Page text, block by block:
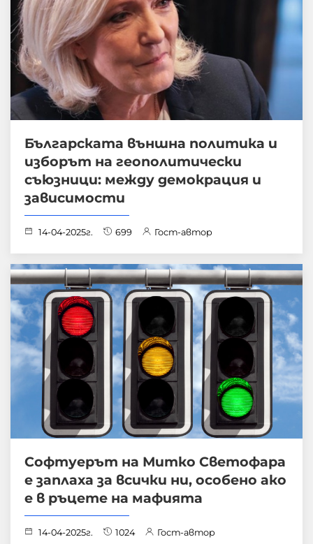
Българската външна политика и
изборът на геополитически
съюзници: между демокрация и
зависимости
14-04-2025г. 699 Гост-автор
Софтуерът на Митко Светофара
е заплаха за всички ни, особено ако
е в ръцете на мафията
14-04-2025г. 1024 Гост-автор